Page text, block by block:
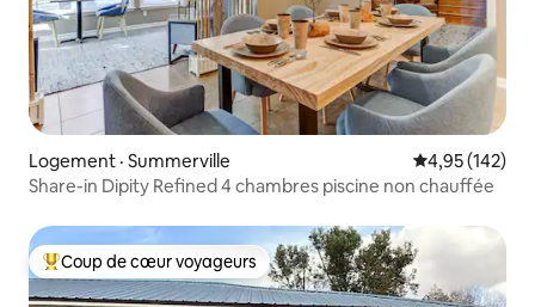
Logement · Summerville Note
4,95 (142)
Share-in Dipity Refined 4 chambres piscine non chauffée
Coup de cœur voyageurs parmi les plus aimés
Coup de cœur voyageurs